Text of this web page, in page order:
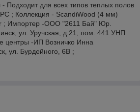
Подходит для всех типов теплых полов
; Коллекция - ScandiWood (4 мм)
; Импортер -ООО "2611 Бай" Юр.
ул. Уручская, д.21, пом. 441 УНП
центры -ИП Возничко Инна
ул. Бурдейного, 6В ;